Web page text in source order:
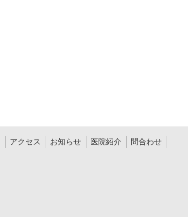
アクセス お知らせ 医院紹介 問合わせ